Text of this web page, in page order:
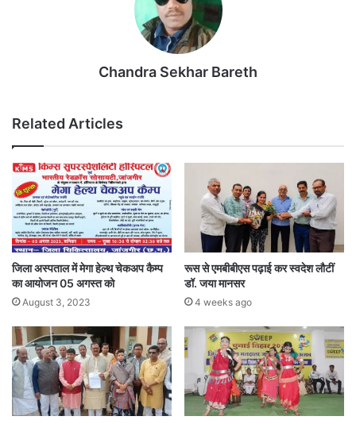
Chandra Sekhar Bareth
Related Articles
जिला अस्पताल में मेगा हेल्थ चेकअप कैम्प
का आयोजन 05 अगस्त को
August 3, 2023
रूस से एमबीबीएस पढ़ाई कर स्वदेश लौटीं
डॉ. जया मानसर
4 weeks ago